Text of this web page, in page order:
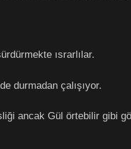
ısrarlılar.
durmadan çalışıyor.
ancak Gül örtebilir gibi